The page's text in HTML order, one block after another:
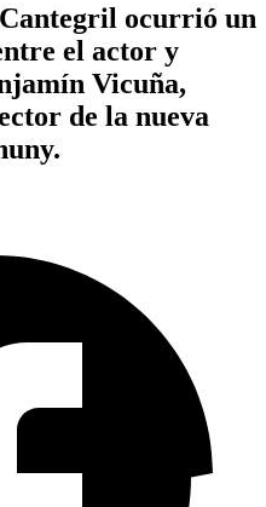
ocurrió un
el actor y
Vicuña,
de la nueva